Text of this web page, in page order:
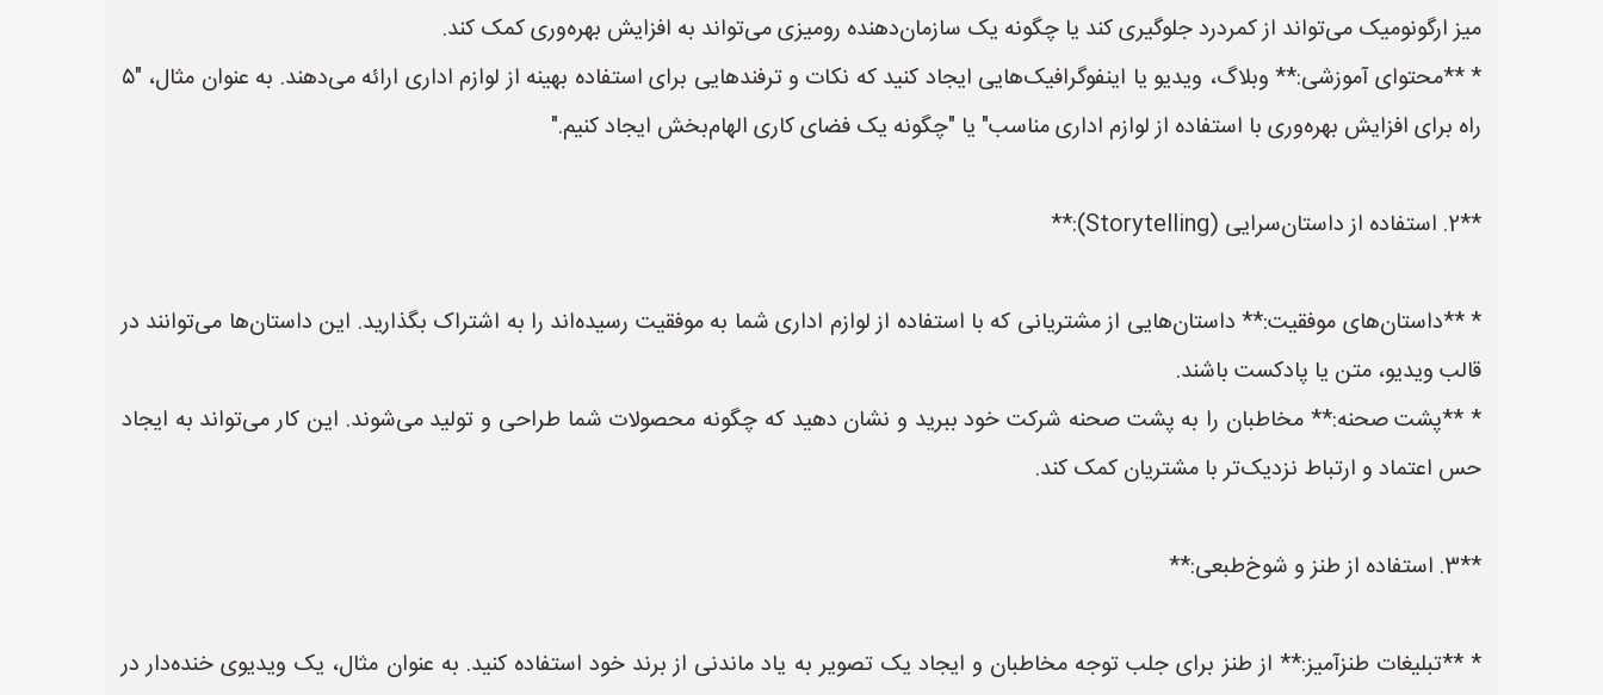
میز ارگونومیک می‌تواند از کمردرد جلوگیری کند یا چگونه یک سازمان‌دهنده رومیزی می‌تواند به افزایش بهره‌وری کمک کند.
* **محتوای آموزشی:** وبلاگ، ویدیو یا اینفوگرافیک‌هایی ایجاد کنید که نکات و ترفندهایی برای استفاده بهینه از لوازم اداری ارائه می‌دهند. به عنوان مثال، "۵
راه برای افزایش بهره‌وری با استفاده از لوازم اداری مناسب" یا "چگونه یک فضای کاری الهام‌بخش ایجاد کنیم."
**2. استفاده از داستان‌سرایی (Storytelling):**
* **داستان‌های موفقیت:** داستان‌هایی از مشتریانی که با استفاده از لوازم اداری شما به موفقیت رسیده‌اند را به اشتراک بگذارید. این داستان‌ها می‌توانند در
قالب ویدیو، متن یا پادکست باشند.
* **پشت صحنه:** مخاطبان را به پشت صحنه شرکت خود ببرید و نشان دهید که چگونه محصولات شما طراحی و تولید می‌شوند. این کار می‌تواند به ایجاد
حس اعتماد و ارتباط نزدیک‌تر با مشتریان کمک کند.
**3. استفاده از طنز و شوخ‌طبعی:**
* **تبلیغات طنزآمیز:** از طنز برای جلب توجه مخاطبان و ایجاد یک تصویر به یاد ماندنی از برند خود استفاده کنید. به عنوان مثال، یک ویدیوی خنده‌دار در